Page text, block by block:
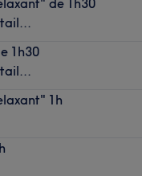
1h30
1h